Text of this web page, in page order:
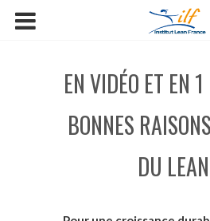
EN VIDÉO ET EN
BONNES
DU